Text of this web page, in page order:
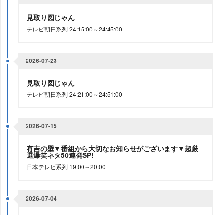
見取り図じゃん
テレビ朝日系列 24:15:00～24:45:00
2026-07-23
見取り図じゃん
テレビ朝日系列 24:21:00～24:51:00
2026-07-15
有吉の壁▼番組から大切なお知らせがございます▼超厳
選爆笑ネタ50連発SP!
日本テレビ系列 19:00～20:00
2026-07-04